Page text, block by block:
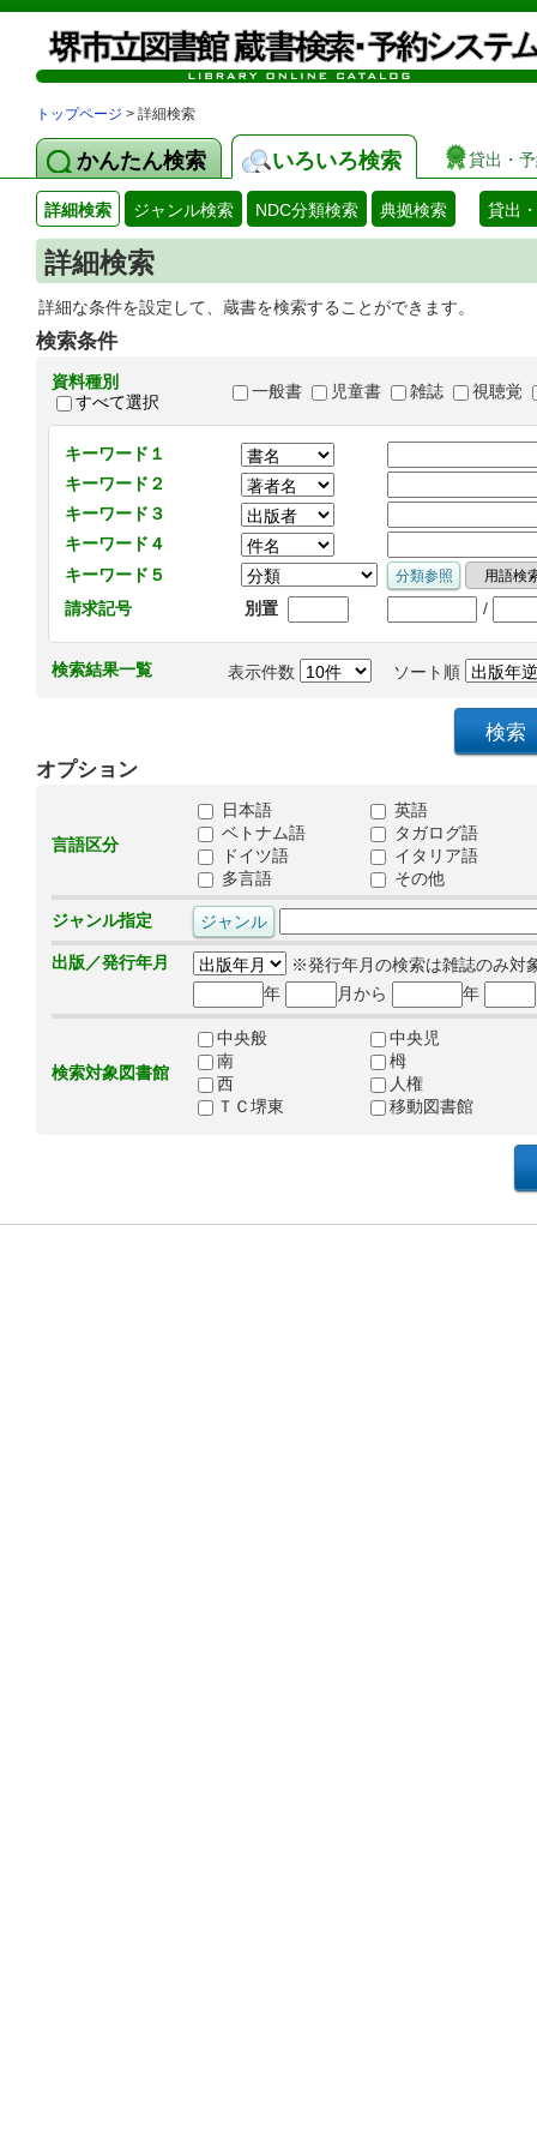
トップページ > 詳細検索
かんたん検索 いろいろ検索 貸出・
詳細検索 ジャンル検索 NDC分類検索 典拠検索 貸出
詳細検索
詳細な条件を設定して、蔵書を検索することができます。
検索条件
資料種別
すべて選択
一般書 児童書 雑誌 視聴覚
キーワード１
キーワード２
キーワード３
キーワード４
キーワード５
請求記号
別置 /
検索結果一覧 表示件数 ソート順
オプション
言語区分
日本語
英語
ベトナム語
タガログ語
ドイツ語
イタリア語
多言語
その他
ジャンル指定
出版／発行年月
※発行年月の検索は雑誌のみ対
年
月から 年
検索対象図書館
中央般
中央児
南
栂
西
人権
ＴＣ堺東
移動図書館